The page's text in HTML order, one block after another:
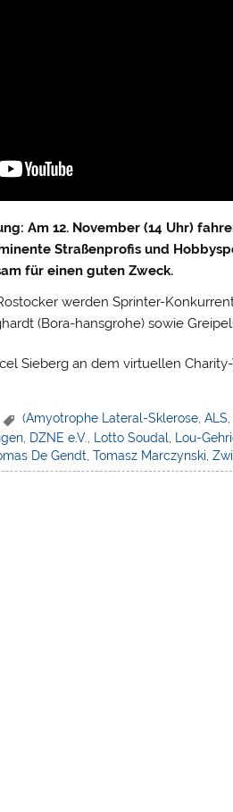
Am 12. November (14 Uhr)
Straßenprofis und
für einen guten Zweck.
werden Sprinter-
(Bora-hansgrohe) sowie
Sieberg an dem virtuellen
(Amyotrophe Lateral-Sklerose, ALS,
DZNE e.V. Lotto Soudal Lou-
De Gendt ,Tomasz Marczynski ,